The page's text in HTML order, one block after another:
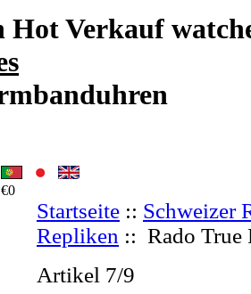
Hot Verkauf
€0
Startseite :: Schweizer
Repliken :: Rado True
Artikel 7/9